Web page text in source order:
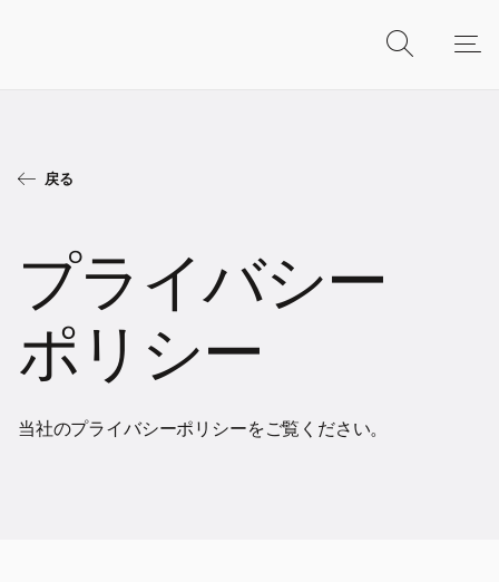
戻る
プライバシー
ポリシー
当社のプライバシーポリシーをご覧ください。